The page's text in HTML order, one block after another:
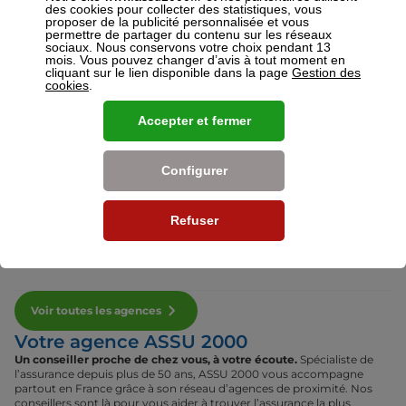
Voir plus
Nos établissements
Par département
Voir toutes les agences
Votre agence ASSU 2000
Un conseiller proche de chez vous, à votre écoute. Spécialiste de
l’assurance depuis plus de 50 ans, ASSU 2000 vous accompagne
partout en France grâce à son réseau d’agences de proximité. Nos
conseillers sont là pour vous aider à trouver l’assurance la plus
des cookies pour collecter des statistiques, vous
proposer de la publicité personnalisée et vous
permettre de partager du contenu sur les réseaux
sociaux. Nous conservons votre choix pendant 13
mois. Vous pouvez changer d’avis à tout moment en
cliquant sur le lien disponible dans la page Gestion des
cookies
Refuser
Configurer
Accepter et fermer